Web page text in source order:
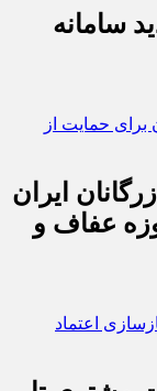
سامانه
ایران
عفاف و